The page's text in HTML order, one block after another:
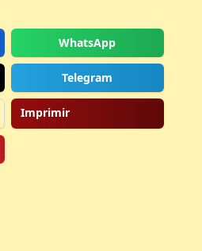
WhatsApp
Telegram
Imprimir